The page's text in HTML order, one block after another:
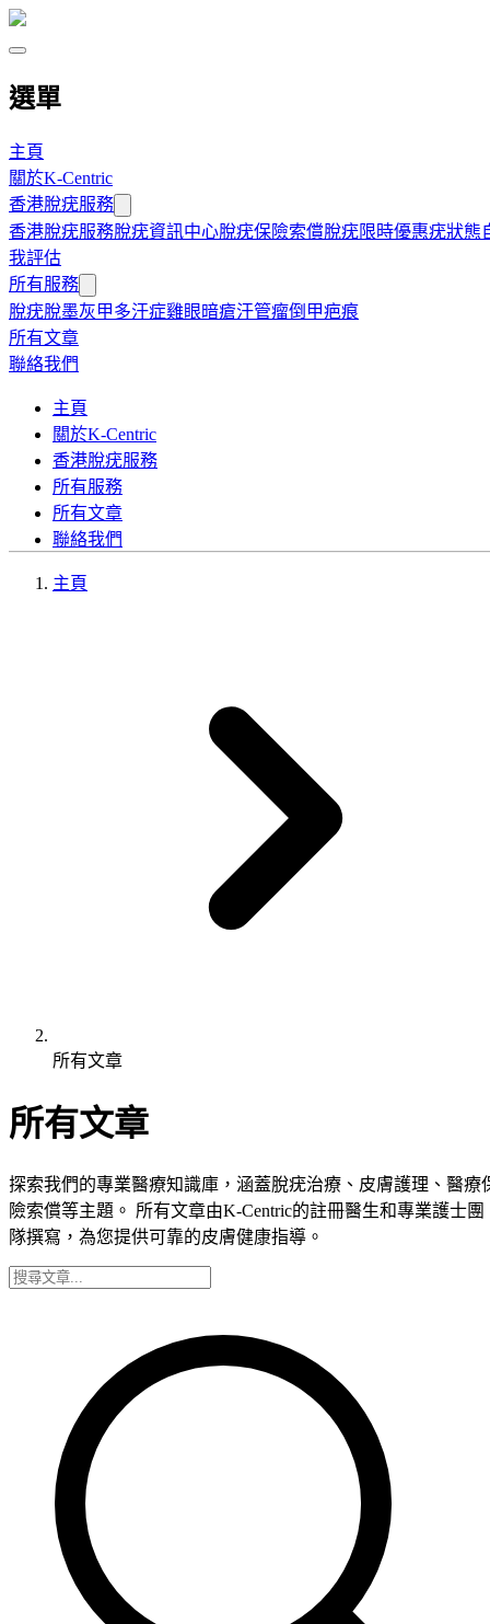
選單
主頁
關於K-Centric
香港脫疣服務
香港脫疣服務脫疣資訊中心脫疣保險索償脫疣限時優惠疣狀態
我評估
所有服務
脫疣脫墨灰甲多汗症雞眼暗瘡汗管瘤倒甲疤痕
所有文章
聯絡我們
主頁
關於K-Centric
香港脫疣服務
所有服務
所有文章
聯絡我們
主頁
所有文章
所有文章
探索我們的專業醫療知識庫，涵蓋脫疣治療、皮膚護理、醫療
險索償等主題。 所有文章由K-Centric的註冊醫生和專業護士團
隊撰寫，為您提供可靠的皮膚健康指導。